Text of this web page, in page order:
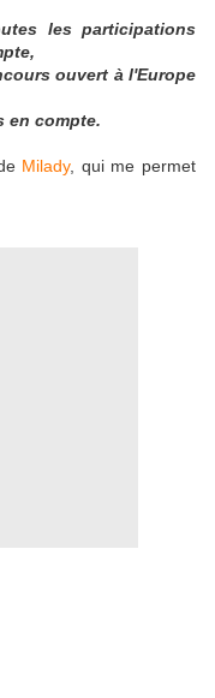
les participations
ouvert à l'Europe
en compte.
Milady, qui me permet